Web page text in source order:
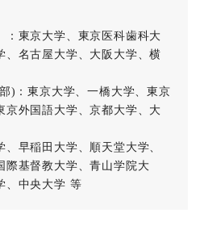
：東京大学、東京医科歯科大
、名古屋大学、大阪大学、横
)：東京大学、一橋大学、東京
京外国語大学、京都大学、大
早稲田大学、順天堂大学、
際基督教大学、青山学院大
、中央大学 等